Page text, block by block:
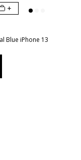
+
Blue iPhone 13